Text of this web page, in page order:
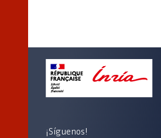
¡Síguenos!